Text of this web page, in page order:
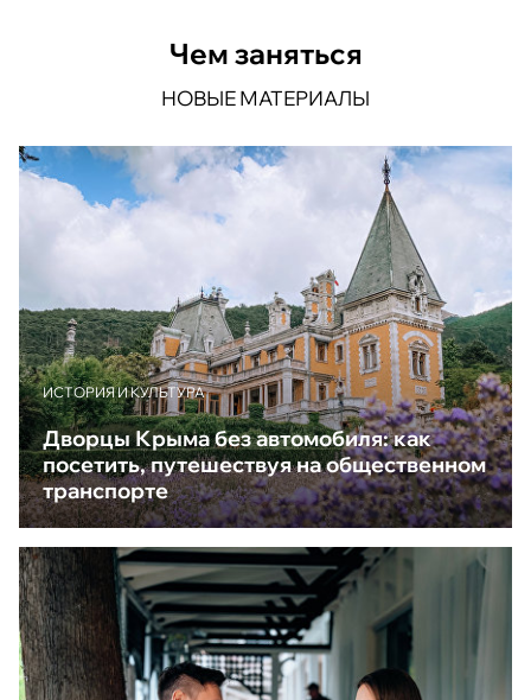
Чем заняться
НОВЫЕ МАТЕРИАЛЫ
ИСТОРИЯ И КУЛЬТУРА
Дворцы Крыма без автомобиля: как
посетить, путешествуя на общественном
транспорте